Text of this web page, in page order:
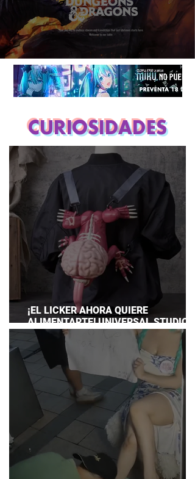
DUNGEONS & DRAGONS ¿TE ATREVES?
CURIOSIDADES
¡EL LICKER AHORA QUIERE
ALIMENTARTE! UNIVERSAL STUDIOS
JAPAN PRESENTA SU TERRORÍFICA
COLECCIÓN DE RESIDENT EVIL